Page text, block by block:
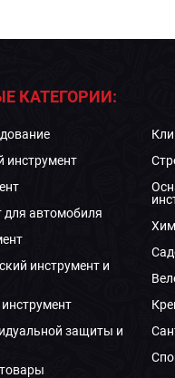
КАТЕГОРИИ:
инструмент
для автомобиля
инструмент и
защиты и